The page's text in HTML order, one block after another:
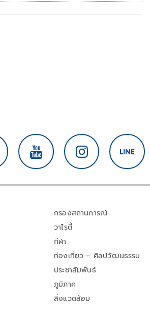
กรองสถานการณ์
วาไรตี้
กีฬา
ท่องเที่ยว – ศิลปวัฒนธรรม
ประชาสัมพันธ์
ภูมิภาค
สิ่งแวดล้อม